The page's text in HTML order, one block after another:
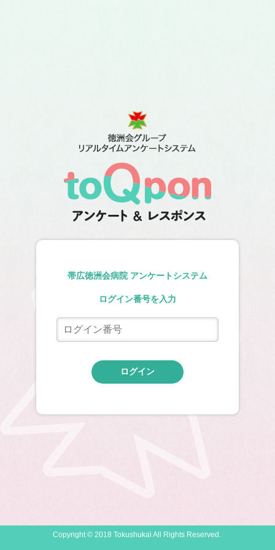
帯広徳洲会病院 アンケートシステム
ログイン番号を入力
ログイン
Copyright © 2018 Tokushukai All Rights Reserved.